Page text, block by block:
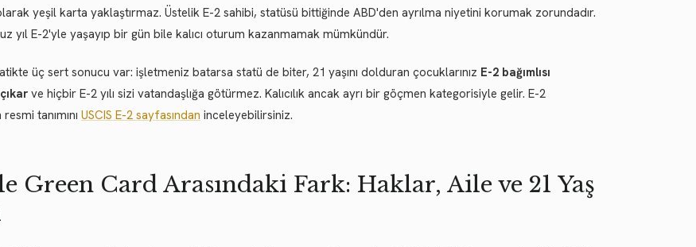
yeşil karta yaklaştırmaz. Üstelik E-2 sahibi, statüsü bittiğinde ABD'den ayrılma niyetini korumak zorundadır.
yıl E-2'yle yaşayıp bir gün bile kalıcı oturum kazanmamak mümkündür.
üç sert sonucu var: işletmeniz batarsa statü de biter, 21 yaşını dolduran çocuklarınız E-2 bağımlısı
ve hiçbir E-2 yılı sizi vatandaşlığa götürmez. Kalıcılık ancak ayrı bir göçmen kategorisiyle gelir. E-2
tanımını USCIS E-2 sayfasından inceleyebilirsiniz.
Green Card Arasındaki Fark: Haklar, Aile ve 21 Yaş